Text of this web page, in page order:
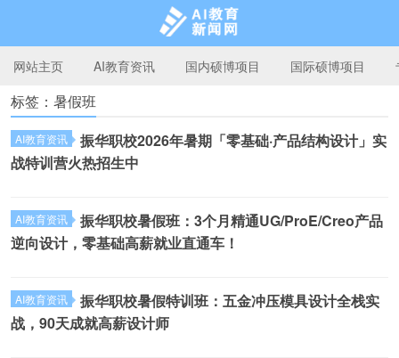
AI教育新闻网
网站主页 AI教育资讯 国内硕博项目 国际硕博项目
标签：暑假班
AI教育资讯
振华职校2026年暑期「零基础·产品结构设计」实
战特训营火热招生中
AI教育资讯
振华职校暑假班：3个月精通UG/ProE/Creo产品
逆向设计，零基础高薪就业直通车！
AI教育资讯
振华职校暑假特训班：五金冲压模具设计全栈实
战，90天成就高薪设计师